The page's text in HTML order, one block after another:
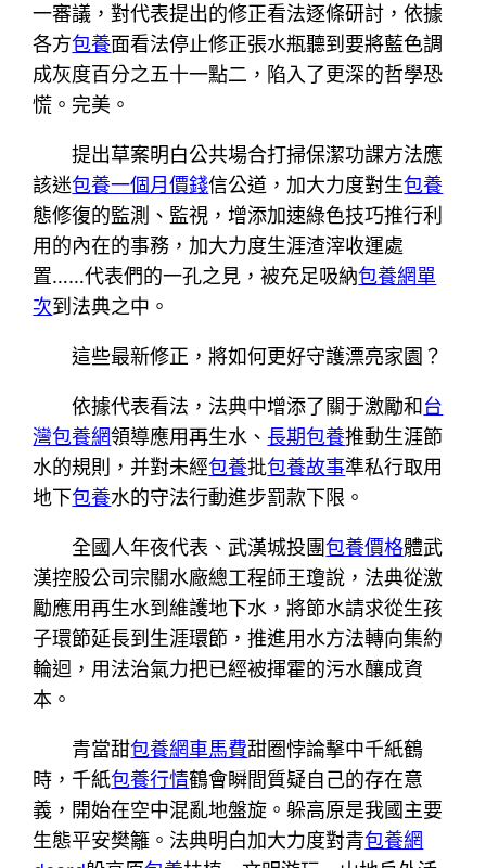
一審議，對代表提出的修正看法逐條研討，依據
各方包養面看法停止修正張水瓶聽到要將藍色調
成灰度百分之五十一點二，陷入了更深的哲學恐
慌。完美。
提出草案明白公共場合打掃保潔功課方法應
該迷包養一個月價錢信公道，加大力度對生包養
態修復的監測、監視，增添加速綠色技巧推行利
用的內在的事務，加大力度生涯渣滓收運處
置……代表們的一孔之見，被充足吸納包養網單
次到法典之中。
這些最新修正，將如何更好守護漂亮家園？
依據代表看法，法典中增添了關于激勵和台
灣包養網領導應用再生水、 長期包養推動生涯節
水的規則，并對未經包養批包養故事準私行取用
地下包養水的守法行動進步罰款下限。
全國人年夜代表、武漢城投團包養價格體武
漢控股公司宗關水廠總工程師王瓊說，法典從激
勵應用再生水到維護地下水，將節水請求從生孩
子環節延長到生涯環節，推進用水方法轉向集約
輪迴，用法治氣力把已經被揮霍的污水釀成資
本。
青當甜包養網車馬費甜圈悖論擊中千紙鶴
時，千紙包養行情鶴會瞬間質疑自己的存在意
義，開始在空中混亂地盤旋。躲高原是我國主要
生態平安樊籬。法典明白加大力度對青包養網